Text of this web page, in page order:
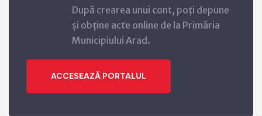
După crearea unui cont, poți depune
și obține acte online de la Primăria
Municipiului Arad.
ACCESEAZĂ PORTALUL